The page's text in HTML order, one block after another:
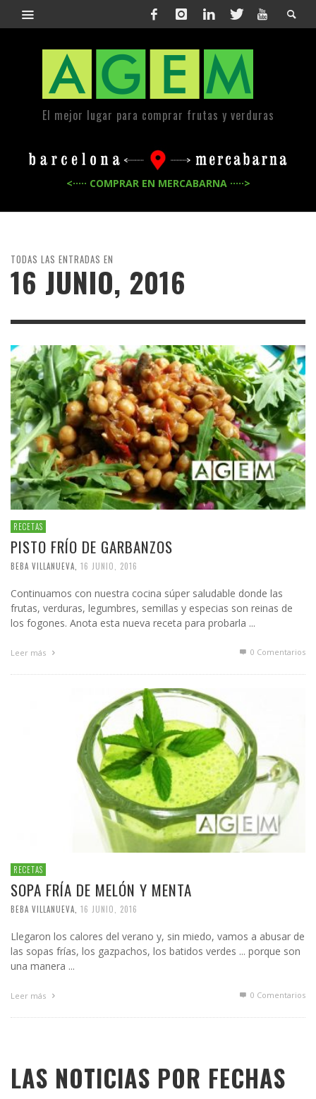
El mejor lugar para comprar frutas y verduras
<····· COMPRAR EN MERCABARNA ·····>
TODAS LAS ENTRADAS EN
16 JUNIO, 2016
RECETAS
PISTO FRÍO DE GARBANZOS
BEBA VILLANUEVA 16 JUNIO, 2016
Continuamos con nuestra cocina súper saludable donde las
frutas, verduras, legumbres, semillas y especias son reinas de
los fogones. Anota esta nueva receta para probarla ...
Leer más 0 Comentarios
RECETAS
SOPA FRÍA DE MELÓN Y MENTA
BEBA VILLANUEVA 16 JUNIO, 2016
Llegaron los calores del verano y, sin miedo, vamos a abusar de
las sopas frías, los gazpachos, los batidos verdes ... porque son
una manera ...
Leer más 0 Comentarios
LAS NOTICIAS POR FECHAS